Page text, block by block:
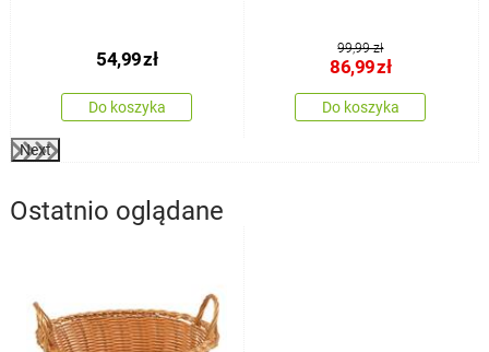
54,99zł
Do koszyka
99,99 zł
86,99zł
Do koszyka
Next
Ostatnio oglądane